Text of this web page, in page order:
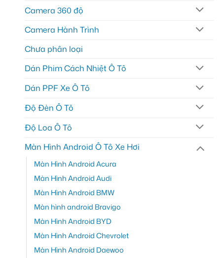
Camera 360 độ
Camera Hành Trình
Chưa phân loại
Dán Phim Cách Nhiệt Ô Tô
Dán PPF Xe Ô Tô
Độ Đèn Ô Tô
Độ Loa Ô Tô
Màn Hình Android Ô Tô Xe Hơi
Màn Hình Android Acura
Màn Hình Android Audi
Màn Hình Android BMW
Màn hình android Bravigo
Màn Hình Android BYD
Màn Hình Android Chevrolet
Màn Hình Android Daewoo